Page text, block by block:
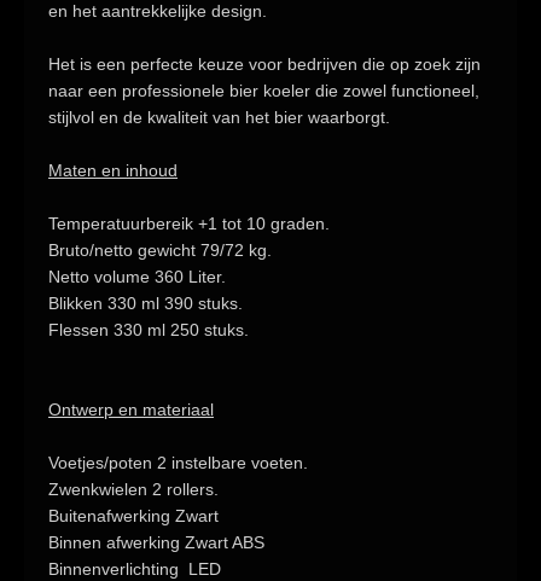
en het aantrekkelijke design.
Het is een perfecte keuze voor bedrijven die op zoek zijn
naar een professionele bier koeler die zowel functioneel,
stijlvol en de kwaliteit van het bier waarborgt.
Maten en inhoud
Temperatuurbereik +1 tot 10 graden.
Bruto/netto gewicht 79/72 kg.
Netto volume 360 Liter.
Blikken 330 ml 390 stuks.
Flessen 330 ml 250 stuks.
Ontwerp en materiaal
Voetjes/poten 2 instelbare voeten.
Zwenkwielen 2 rollers.
Buitenafwerking Zwart
Binnen afwerking Zwart ABS
Binnenverlichting LED